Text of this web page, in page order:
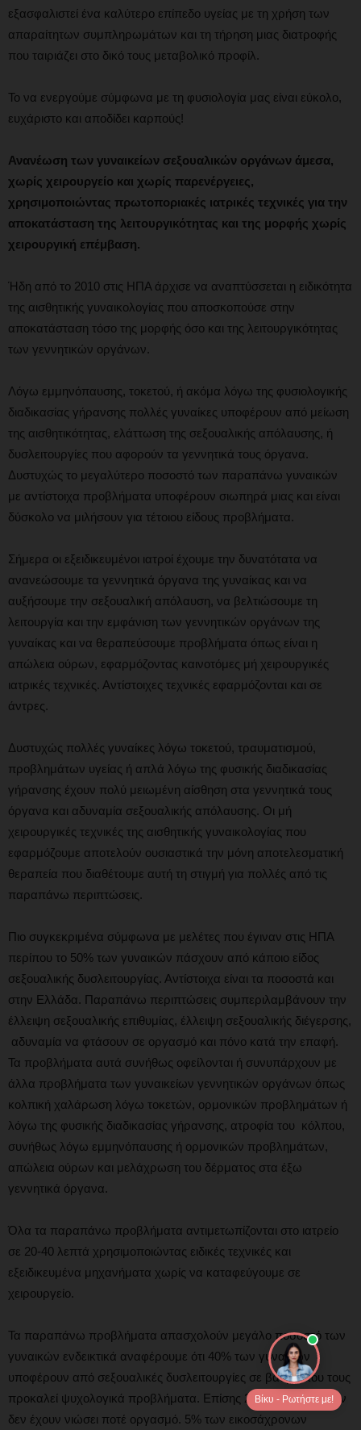
εξασφαλιστεί ένα καλύτερο επίπεδο υγείας με τη χρήση των
απαραίτητων συμπληρωμάτων και τη τήρηση μιας διατροφής
που ταιριάζει στο δικό τους μεταβολικό προφίλ.
Το να ενεργούμε σύμφωνα με τη φυσιολογία μας είναι εύκολο,
ευχάριστο και αποδίδει καρπούς!
Ανανέωση των γυναικείων σεξουαλικών οργάνων άμεσα,
χωρίς χειρουργείο και χωρίς παρενέργειες,
χρησιμοποιώντας πρωτοποριακές ιατρικές τεχνικές για την
αποκατάσταση της λειτουργικότητας και της μορφής χωρίς
χειρουργική επέμβαση.
Ήδη από το 2010 στις ΗΠΑ άρχισε να αναπτύσσεται η ειδικότητα
της αισθητικής γυναικολογίας που αποσκοπούσε στην
αποκατάσταση τόσο της μορφής όσο και της λειτουργικότητας
των γεννητικών οργάνων.
Λόγω εμμηνόπαυσης, τοκετού, ή ακόμα λόγω της φυσιολογικής
διαδικασίας γήρανσης πολλές γυναίκες υποφέρουν από μείωση
της αισθητικότητας, ελάττωση της σεξουαλικής απόλαυσης, ή
δυσλειτουργίες που αφορούν τα γεννητικά τους όργανα.
Δυστυχώς το μεγαλύτερο ποσοστό των παραπάνω γυναικών
με αντίστοιχα προβλήματα υποφέρουν σιωπηρά μιας και είναι
δύσκολο να μιλήσουν για τέτοιου είδους προβλήματα.
Σήμερα οι εξειδικευμένοι ιατροί έχουμε την δυνατότατα να
ανανεώσουμε τα γεννητικά όργανα της γυναίκας και να
αυξήσουμε την σεξουαλική απόλαυση, να βελτιώσουμε τη
λειτουργία και την εμφάνιση των γεννητικών οργάνων της
γυναίκας και να θεραπεύσουμε προβλήματα όπως είναι η
απώλεια ούρων, εφαρμόζοντας καινοτόμες μή χειρουργικές
ιατρικές τεχνικές. Αντίστοιχες τεχνικές εφαρμόζονται και σε
άντρες.
Δυστυχώς πολλές γυναίκες λόγω τοκετού, τραυματισμού,
προβλημάτων υγείας ή απλά λόγω της φυσικής διαδικασίας
γήρανσης έχουν πολύ μειωμένη αίσθηση στα γεννητικά τους
όργανα και αδυναμία σεξουαλικής απόλαυσης. Οι μή
χειρουργικές τεχνικές της αισθητικής γυναικολογίας που
εφαρμόζουμε αποτελούν ουσιαστικά την μόνη αποτελεσματική
θεραπεία που διαθέτουμε αυτή τη στιγμή για πολλές από τις
παραπάνω περιπτώσεις.
Πιο συγκεκριμένα σύμφωνα με μελέτες που έγιναν στις ΗΠΑ
περίπου το 50% των γυναικών πάσχουν από κάποιο είδος
σεξουαλικής δυσλειτουργίας. Αντίστοιχα είναι τα ποσοστά και
στην Ελλάδα. Παραπάνω περιπτώσεις συμπεριλαμβάνουν την
έλλειψη σεξουαλικής επιθυμίας, έλλειψη σεξουαλικής διέγερσης,
αδυναμία να φτάσουν σε οργασμό και πόνο κατά την επαφή.
Τα προβλήματα αυτά συνήθως οφείλονται ή συνυπάρχουν με
άλλα προβλήματα των γυναικείων γεννητικών οργάνων όπως
κολπική χαλάρωση λόγω τοκετών, ορμονικών προβλημάτων ή
λόγω της φυσικής διαδικασίας γήρανσης, ατροφία του κόλπου,
συνήθως λόγω εμμηνόπαυσης ή ορμονικών προβλημάτων,
απώλεια ούρων και μελάχρωση του δέρματος στα έξω
γεννητικά όργανα.
Όλα τα παραπάνω προβλήματα αντιμετωπίζονται στο ιατρείο
σε 20-40 λεπτά χρησιμοποιώντας ειδικές τεχνικές και
εξειδικευμένα μηχανήματα χωρίς να καταφεύγουμε σε
χειρουργείο.
Τα παραπάνω προβλήματα απασχολούν μεγάλο ποσοστό των
γυναικών ενδεικτικά αναφέρουμε ότι 40% των γυναικών
υποφέρουν από σεξουαλικές δυσλειτουργίες σε βαθμό που τους
προκαλεί ψυχολογικά προβλήματα. Επίσης 20% των γυναικών
δεν έχουν νιώσει ποτέ οργασμό. 5% των εικοσάχρονων
Βίκυ - Ρωτήστε με!